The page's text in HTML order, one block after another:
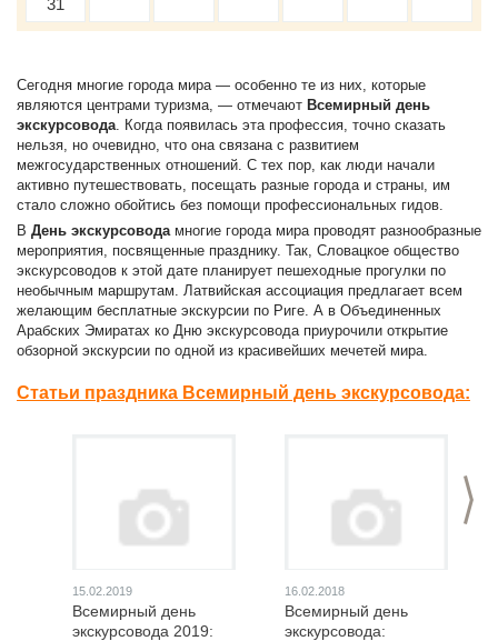
31
Сегодня многие города мира — особенно те из них, которые
являются центрами туризма, — отмечают Всемирный день
экскурсовода. Когда появилась эта профессия, точно сказать
нельзя, но очевидно, что она связана с развитием
межгосударственных отношений. С тех пор, как люди начали
активно путешествовать, посещать разные города и страны, им
стало сложно обойтись без помощи профессиональных гидов.
В День экскурсовода многие города мира проводят разнообразные
мероприятия, посвященные празднику. Так, Словацкое общество
экскурсоводов к этой дате планирует пешеходные прогулки по
необычным маршрутам. Латвийская ассоциация предлагает всем
желающим бесплатные экскурсии по Риге. А в Объединенных
Арабских Эмиратах ко Дню экскурсовода приурочили открытие
обзорной экскурсии по одной из красивейших мечетей мира.
Статьи праздника Всемирный день экскурсовода:
>
15.02.2019
Всемирный день
экскурсовода 2019:
16.02.2018
Всемирный день
экскурсовода: